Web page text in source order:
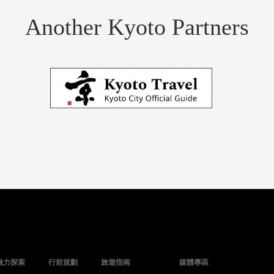
Another Kyoto Partners
力探索 行前規劃 旅遊指南 媒體專區